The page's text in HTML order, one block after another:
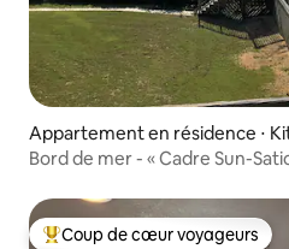
Appartement en résidence ⋅
Bord de mer - « Cadre Sun-
Coup de cœur voyageurs